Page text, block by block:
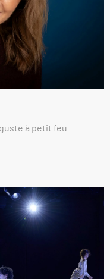
à petit feu